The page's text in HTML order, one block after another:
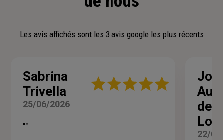
Les avis affichés sont les 3 avis google les plus récents
Sabrina
Trivella
Note
25/06/2026
""
Jo
des
22/